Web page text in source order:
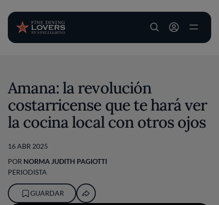
User account
Amana: la revolución
costarricense que te hará ver
la cocina local con otros ojos
16 ABR 2025
POR NORMA JUDITH PAGIOTTI
PERIODISTA
GUARDAR